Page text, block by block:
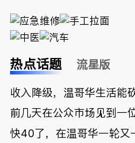
热点话题 流星版
收入降级，温哥华生活能
前几天在公众市场见到一
快40了，在温哥华一轮